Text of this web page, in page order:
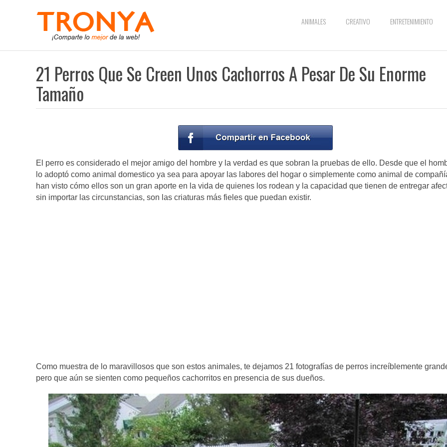
ANIMALES CREATIVO ENTRETENIMIENTO
21 Perros Que Se Creen Unos Cachorros A Pesar De Su Enorme
Tamaño
El perro es considerado el mejor amigo del hombre y la verdad es que sobran la pruebas de ello. Desde que el
lo adoptó como animal domestico ya sea para apoyar las labores del hogar o simplemente como animal de
han visto cómo ellos son un gran aporte en la vida de quienes los rodean y la capacidad que tienen de entregar
sin importar las circunstancias, son las criaturas más fieles que puedan existir.
Como muestra de lo maravillosos que son estos animales, te dejamos 21 fotografías de perros increíblemente
pero que aún se sienten como pequeños cachorritos en presencia de sus dueños.